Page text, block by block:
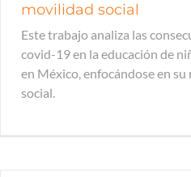
movilidad social
Este trabajo analiza las
covid-19 en la educación de
en México, enfocándose en
social.